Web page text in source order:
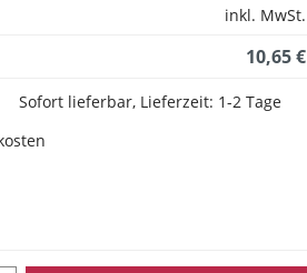
inkl. MwSt.
10,65 €
Sofort lieferbar, Lieferzeit: 1-2 Tage